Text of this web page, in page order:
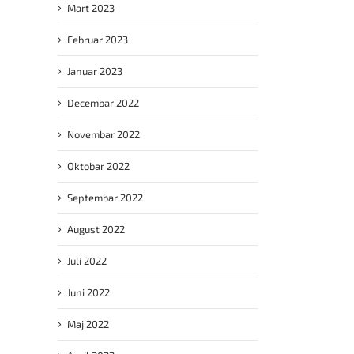
Mart 2023
Februar 2023
Januar 2023
Decembar 2022
Novembar 2022
Oktobar 2022
Septembar 2022
August 2022
Juli 2022
Juni 2022
Maj 2022